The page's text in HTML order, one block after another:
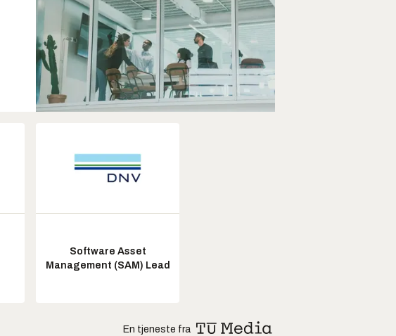
Software Asset
Management (SAM) Lead
En tjeneste fra